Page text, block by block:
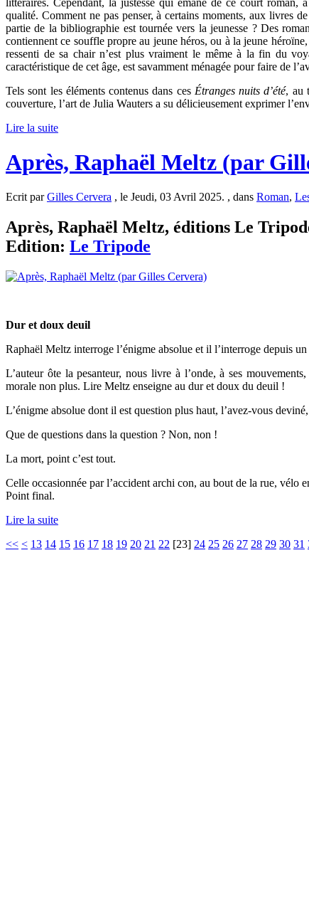
qualité. Comment ne pas penser, à certains moments, aux livres
partie de la bibliographie est tournée vers la jeunesse ? Des
contiennent ce souffle propre au jeune héros, ou à la jeune
ressenti de sa chair n’est plus vraiment le même à la fin du
caractéristique de cet âge, est savamment ménagée pour faire de
Tels sont les éléments contenus dans ces Étranges nuits d’été, au
couverture, l’art de Julia Wauters a su délicieusement exprimer
Lire la suite
Après, Raphaël Meltz (par
Ecrit parGilles Cervera , le Jeudi, 03 Avril 2025. , dans Roman,
Après, Raphaël Meltz, éditions Le
Edition: Le Tripode
Dur et doux deuil
Raphaël Meltz interroge l’énigme absolue et il l’interroge depuis
L’auteur ôte la pesanteur, nous livre à l’onde, à ses
morale non plus. Lire Meltz enseigne au dur et doux du deuil !
L’énigme absolue dont il est question plus haut, l’avez-vous
Que de questions dans la question ? Non, non !
La mort, point c’est tout.
Celle occasionnée par l’accident archi con, au bout de la rue, vélo
Point final.
Lire la suite
<< < 13 14 15 16 17 18 19 20 21 22 [23] 24 25 26 27 28 29 30 31